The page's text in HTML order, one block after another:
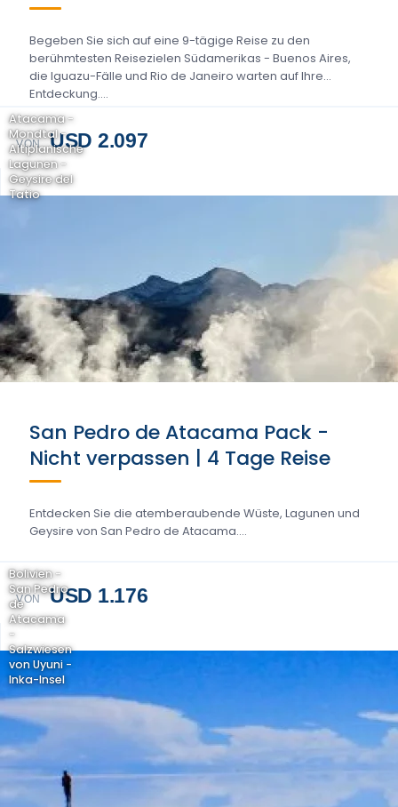
Begeben Sie sich auf eine 9-tägige Reise zu den
berühmtesten Reisezielen Südamerikas - Buenos Aires,
die Iguazu-Fälle und Rio de Janeiro warten auf Ihre
Entdeckung....
VON USD 2.097
Atacama -
Mondtal -
Altiplanische
Lagunen -
Geysire del
Tatio
San Pedro de Atacama Pack -
Nicht verpassen | 4 Tage Reise
Entdecken Sie die atemberaubende Wüste, Lagunen und
Geysire von San Pedro de Atacama....
VON USD 1.176
Bolivien -
San Pedro
de
Atacama
-
Salzwiesen
von Uyuni -
Inka-Insel